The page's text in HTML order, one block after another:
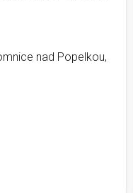
nad Popelkou,